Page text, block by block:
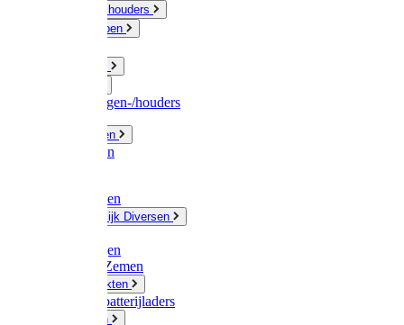
Slangen & houders
Waterpompen
Slangenwagen-/houders
Olie / Vetten
Chemicalien
Plasticzakken
Huishoudelijk Diversen
Zaksluitingen
Sponzen / Zemen
Zeepprodukten
Batterij & batterijladers
Zaklampen